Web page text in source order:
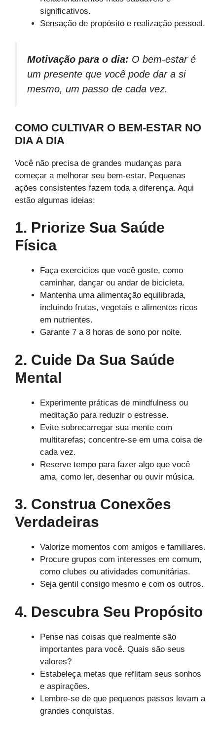
significativos.
Sensação de propósito e realização pessoal.
Motivação para o dia: O bem-estar é
um presente que você pode dar a si
mesmo, um passo de cada vez.
COMO CULTIVAR O BEM-ESTAR NO
DIA A DIA
Você não precisa de grandes mudanças para
começar a melhorar seu bem-estar. Pequenas
ações consistentes fazem toda a diferença. Aqui
estão algumas ideias:
1. Priorize Sua Saúde
Física
Faça exercícios que você goste, como
caminhar, dançar ou andar de bicicleta.
Mantenha uma alimentação equilibrada,
incluindo frutas, vegetais e alimentos ricos
em nutrientes.
Garante 7 a 8 horas de sono por noite.
2. Cuide Da Sua Saúde
Mental
Experimente práticas de mindfulness ou
meditação para reduzir o estresse.
Evite sobrecarregar sua mente com
multitarefas; concentre-se em uma coisa de
cada vez.
Reserve tempo para fazer algo que você
ama, como ler, desenhar ou ouvir música.
3. Construa Conexões
Verdadeiras
Valorize momentos com amigos e familiares.
Procure grupos com interesses em comum,
como clubes ou atividades comunitárias.
Seja gentil consigo mesmo e com os outros.
4. Descubra Seu Propósito
Pense nas coisas que realmente são
importantes para você. Quais são seus
valores?
Estabeleça metas que reflitam seus sonhos
e aspirações.
Lembre-se de que pequenos passos levam a
grandes conquistas.